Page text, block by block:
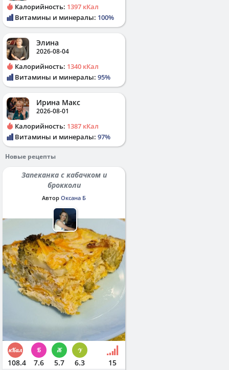
Калорийность: 1397 кКал
Витамины и минералы: 100%
Элина
2026-08-04
Калорийность: 1340 кКал
Витамины и минералы: 95%
Ирина Макс
2026-08-01
Калорийность: 1387 кКал
Витамины и минералы: 97%
Новые рецепты
Запеканка с кабачком и
брокколи
Автор Оксана Б
108.4 7.6 5.7 6.3 15